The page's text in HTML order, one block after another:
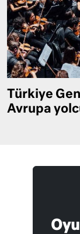
Türkiye
Avrupa